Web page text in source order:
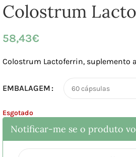
Colostrum
58,43€
Colostrum Lactoferrin, suplemento
EMBALAGEM
Esgotado
Notificar-me se o produto